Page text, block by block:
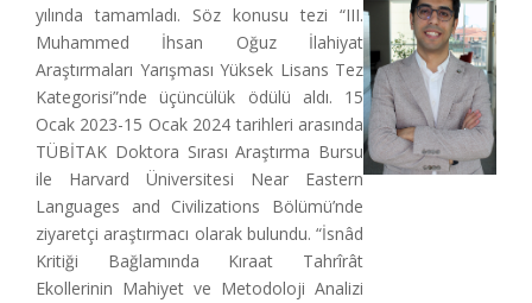
yılında tamamladı. Söz konusu tezi “III.
Muhammed İhsan Oğuz İlahiyat
Araştırmaları Yarışması Yüksek Lisans Tez
Kategorisi”nde üçüncülük ödülü aldı. 15
Ocak 2023-15 Ocak 2024 tarihleri arasında
TÜBİTAK Doktora Sırası Araştırma Bursu
ile Harvard Üniversitesi Near Eastern
Languages and Civilizations Bölümü’nde
ziyaretçi araştırmacı olarak bulundu. “İsnâd
Kritiği Bağlamında Kıraat Tahrîrât
Ekollerinin Mahiyet ve Metodoloji Analizi